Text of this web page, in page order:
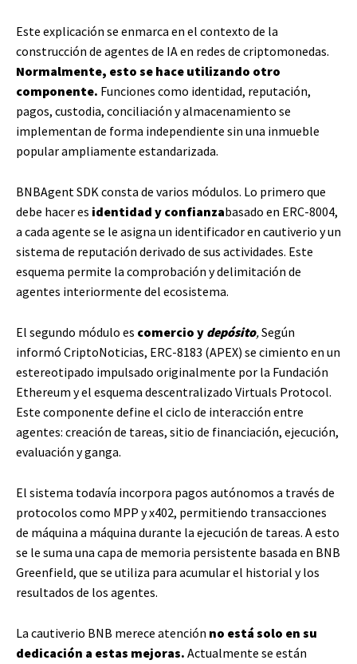
Este explicación se enmarca en el contexto de la
construcción de agentes de IA en redes de criptomonedas.
Normalmente, esto se hace utilizando otro
componente. Funciones como identidad, reputación,
pagos, custodia, conciliación y almacenamiento se
implementan de forma independiente sin una inmueble
popular ampliamente estandarizada.
BNBAgent SDK consta de varios módulos. Lo primero que
debe hacer es identidad y confianzabasado en ERC-8004,
a cada agente se le asigna un identificador en cautiverio y un
sistema de reputación derivado de sus actividades. Este
esquema permite la comprobación y delimitación de
agentes interiormente del ecosistema.
El segundo módulo es comercio y depósito,Según
informó CriptoNoticias, ERC-8183 (APEX) se cimiento en un
estereotipado impulsado originalmente por la Fundación
Ethereum y el esquema descentralizado Virtuals Protocol.
Este componente define el ciclo de interacción entre
agentes: creación de tareas, sitio de financiación, ejecución,
evaluación y ganga.
El sistema todavía incorpora pagos autónomos a través de
protocolos como MPP y x402, permitiendo transacciones
de máquina a máquina durante la ejecución de tareas. A esto
se le suma una capa de memoria persistente basada en BNB
Greenfield, que se utiliza para acumular el historial y los
resultados de los agentes.
La cautiverio BNB merece atención no está solo en su
dedicación a estas mejoras. Actualmente se están